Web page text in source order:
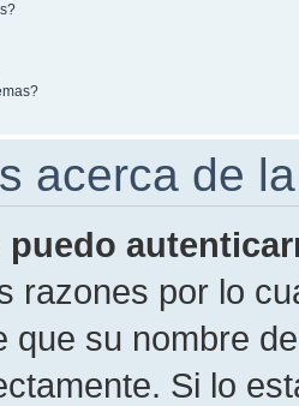
acerca de
puedo
razones por lo
que su nombre
Si lo